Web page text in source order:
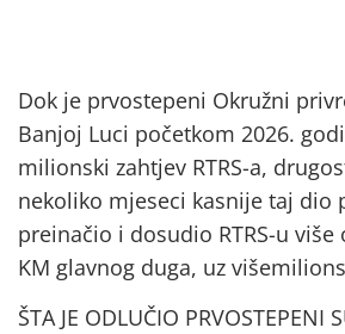
Dok je prvostepeni Okružni
Banjoj Luci početkom 2026.
milionski zahtjev RTRS-a,
nekoliko mjeseci kasnije taj dio
preinačio i dosudio RTRS-u
KM glavnog duga, uz
ŠTA JE ODLUČIO PRVOSTEPENI